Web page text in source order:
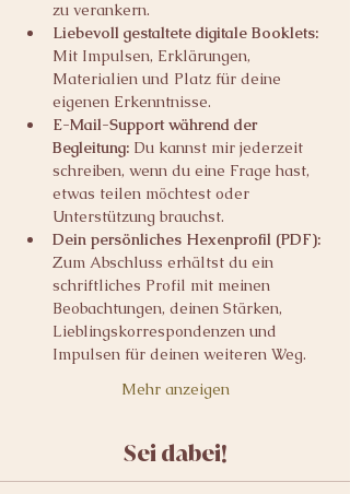
zu verankern.
Liebevoll gestaltete digitale Booklets:
Mit Impulsen, Erklärungen,
Materialien und Platz für deine
eigenen Erkenntnisse.
E-Mail-Support während der
Begleitung: Du kannst mir jederzeit
schreiben, wenn du eine Frage hast,
etwas teilen möchtest oder
Unterstützung brauchst.
Dein persönliches Hexenprofil (PDF):
Zum Abschluss erhältst du ein
schriftliches Profil mit meinen
Beobachtungen, deinen Stärken,
Lieblingskorrespondenzen und
Impulsen für deinen weiteren Weg.
Mehr anzeigen
Sei dabei!